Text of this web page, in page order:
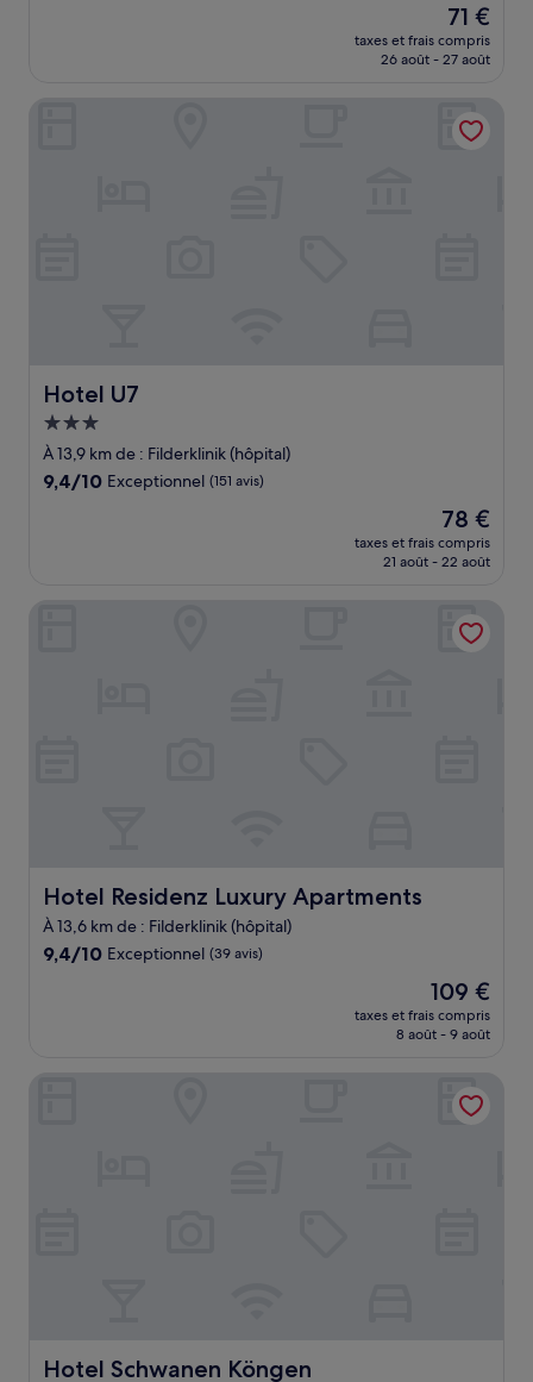
Le
nouveau
prix
de
71 €
71 €
taxes et frais compris
26 août - 27 août
Hotel U7
Hotel U7
Hébergement
3.0 étoiles
À 13,9 km de : Filderklinik (hôpital)
9.4
9,4/10 Exceptionnel (151 avis)
Le
nouveau
prix
de
78 €
78 €
taxes et frais compris
21 août - 22 août
Hotel Residenz Luxury Apartments
Hotel Residenz Luxury Apartments
À 13,6 km de : Filderklinik (hôpital)
9.4
9,4/10 Exceptionnel (39 avis)
Le
nouveau
prix
de
109 €
109 €
taxes et frais compris
8 août - 9 août
Hotel Schwanen Köngen
Hotel Schwanen Köngen